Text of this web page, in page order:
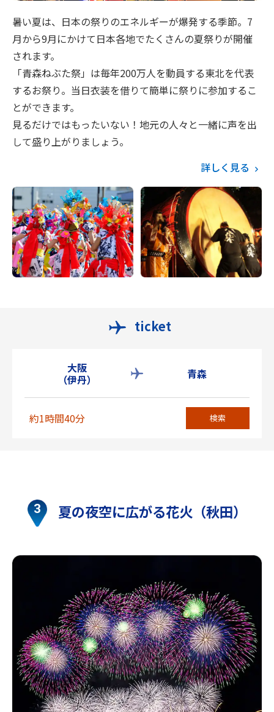
暑い夏は、日本の祭りのエネルギーが爆発する季節。7
月から9月にかけて日本各地でたくさんの夏祭りが開催
されます。
「青森ねぶた祭」は毎年200万人を動員する東北を代表
するお祭り。当日衣装を借りて簡単に祭りに参加するこ
とができます。
見るだけではもったいない！地元の人々と一緒に声を出
して盛り上がりましょう。
詳しく見る
ticket
大阪
（伊丹）
青森
約1時間40分 検索
夏の夜空に広がる花火（秋田）